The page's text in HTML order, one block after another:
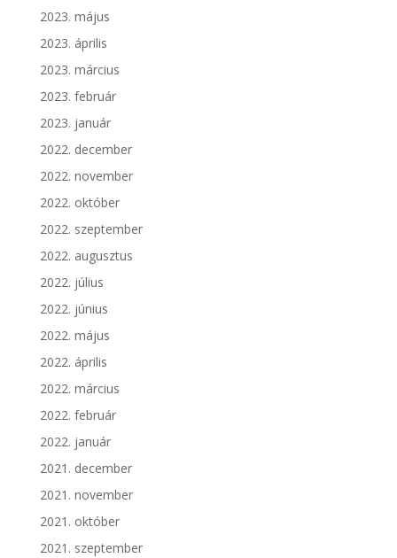
2023. május
2023. április
2023. március
2023. február
2023. január
2022. december
2022. november
2022. október
2022. szeptember
2022. augusztus
2022. július
2022. június
2022. május
2022. április
2022. március
2022. február
2022. január
2021. december
2021. november
2021. október
2021. szeptember